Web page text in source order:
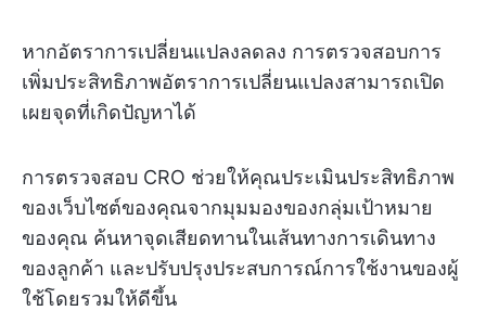
หากอัตราการเปลี่ยนแปลงลดลง การตรวจสอบการ
เพิ่มประสิทธิภาพอัตราการเปลี่ยนแปลงสามารถเปิด
เผยจุดที่เกิดปัญหาได้
การตรวจสอบ CRO ช่วยให้คุณประเมินประสิทธิภาพ
ของเว็บไซต์ของคุณจากมุมมองของกลุ่มเป้าหมาย
ของคุณ ค้นหาจุดเสียดทานในเส้นทางการเดินทาง
ของลูกค้า และปรับปรุงประสบการณ์การใช้งานของผู้
ใช้โดยรวมให้ดีขึ้น